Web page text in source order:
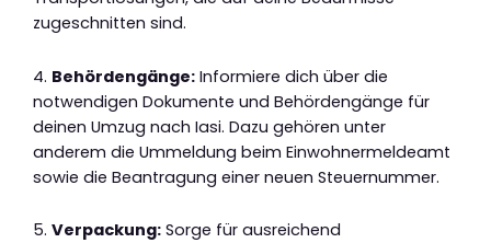
zugeschnitten sind.
4. Behördengänge: Informiere dich über die
notwendigen Dokumente und Behördengänge für
deinen Umzug nach Iasi. Dazu gehören unter
anderem die Ummeldung beim Einwohnermeldeamt
sowie die Beantragung einer neuen Steuernummer.
5. Verpackung: Sorge für ausreichend